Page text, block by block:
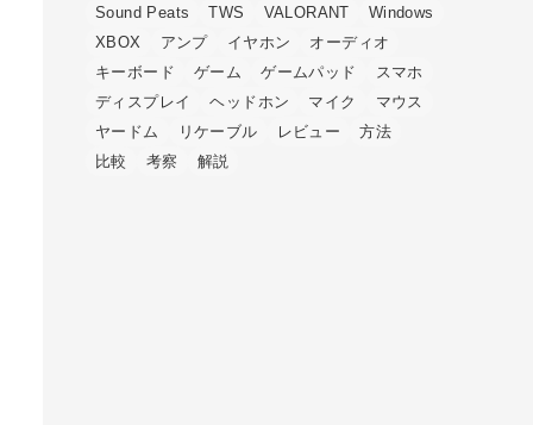
Sound Peats
TWS VALORANT
Windows
XBOX
アンプ イヤホン
オーディオ
キーボード
ゲーム ゲームパッド
スマホ
ディスプレイ
ヘッドホン マイク
マウス
ヤードム
リケーブル レビュー
方法
比較
考察 解説